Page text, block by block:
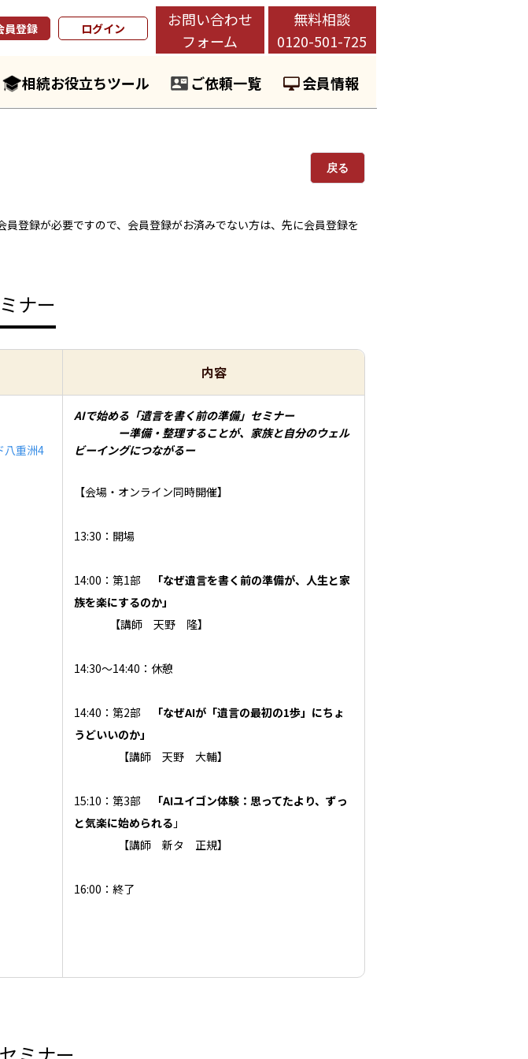
員登録 ログイン
お問い合わせ
フォーム
無料相談
0120-501-725
相続お役立ちツール ご依頼一覧 会員情報
戻る
登録が必要ですので、会員登録がお済みでない方は、先に会員登録を
ナー
内容
八重洲4
AIで始める「遺言を書く前の準備」セミナー
ー準備・整理することが、家族と自分のウェル
ビーイングにつながるー
【会場・オンライン同時開催】
13:30：開場
14:00：第1部
「なぜ遺言を書く前の準備が、人生と家
族を楽にするのか」
【講師 天野 隆】
14:30～14:40：休憩
14:40：第2部
「なぜAIが「遺言の最初の1歩」にちょ
うどいいのか」
【講師 天野 大輔】
15:10：第3部
「AIユイゴン体験：思ってたより、ずっ
と気楽に始められる 」
【講師 新タ 正規】
16:00：終了